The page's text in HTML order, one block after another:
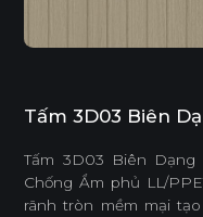
Tấm 3D03 Biên
Tấm 3D03 Biên
Chống Ẩm phủ LL/
rãnh tròn mềm mại